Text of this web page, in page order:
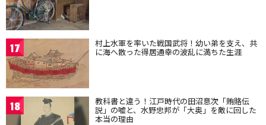
17 村上水軍を率いた戦国武将！幼い弟を支え、共
に海へ散った得居通幸の波乱に満ちた生涯
18 教科書と違う！江戸時代の田沼意次「賄賂伝
説」の嘘と、水野忠邦が「大奥」を敵に回した
本当の理由